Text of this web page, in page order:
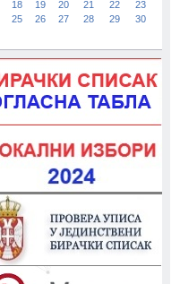
18 19 20 21 22
23
25 26 27 28 29
30